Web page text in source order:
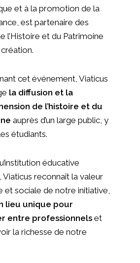
et à la promotion de la
est partenaire des
l’Histoire et du Patrimoine
cet événement, Viaticus
la diffusion et la
de l’histoire et du
auprès d’un large public, y
étudiants.
éducative
Viaticus reconnaît la valeur
et sociale de notre initiative,
lieu unique pour
entre professionnelset
la richesse de notre